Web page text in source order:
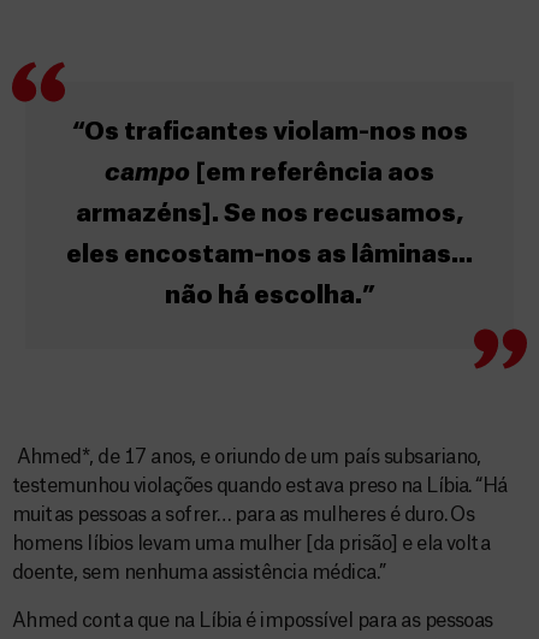
“Os traficantes violam-nos nos
campo [em referência aos
armazéns]. Se nos recusamos,
eles encostam-nos as lâminas…
não há escolha.”
Ahmed*, de 17 anos, e oriundo de um país subsariano,
testemunhou violações quando estava preso na Líbia. “Há
muitas pessoas a sofrer… para as mulheres é duro. Os
homens líbios levam uma mulher [da prisão] e ela volta
doente, sem nenhuma assistência médica.”
Ahmed conta que na Líbia é impossível para as pessoas